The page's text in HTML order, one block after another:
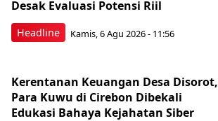
Headline
Desak Evaluasi Potensi Riil
Kamis, 6 Agu 2026 - 11:56
Kerentanan Keuangan Desa Disorot,
Para Kuwu di Cirebon Dibekali
Edukasi Bahaya Kejahatan Siber